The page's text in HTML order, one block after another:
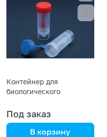
Контейнер для
биологического
(конус), с крышкой и
ложкой, стерильный
Под заказ
В корзину